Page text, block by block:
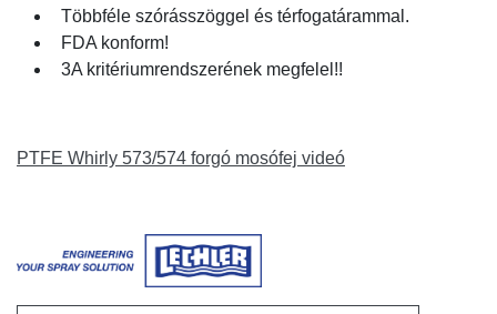
Többféle szórásszöggel és térfogatárammal.
FDA konform!
3A kritériumrendszerének megfelel!!
PTFE Whirly 573/574 forgó mosófej videó